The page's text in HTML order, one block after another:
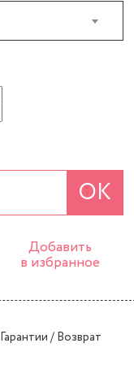
ОК
Добавить
в избранное
Гарантии / Возврат